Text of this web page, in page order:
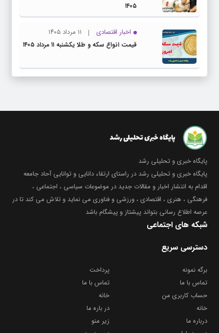
۱۴۰۵
اخبار اقتصادی
۱۱ مرداد ۱۴۰۵
قیمت انواع سکه و طلا یکشنبه ۱۱ مرداد ۱۴۰۵
پایگاه خبری و تحلیلی رشد
پایگاه خبری و تحلیلی رشد در راستای ارتقاء دانایی و توانایی آحاد جامعه
اقدام به انتشار اخبار و مقالات جدید در موضوعات سیاسی ، اجتماعی ،
فرهنگی ، هنری ، اقتصادی ، ورزشی و فناوری می نماید و تلاش می کند تا در
عرصه اطلاع رسانی بتواند پیشتاز و پیشگام باشد
شبکه های اجتماعی
دسترسی سریع
برگه نمونه
پرداخت
تماس با ما
تماس با ما
حساب کاربری من
خانه
خانه
در باره ما
درباره ما
زیر منو